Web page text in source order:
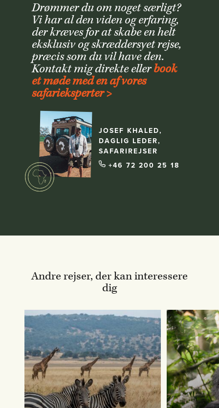
Drømmer du om noget særligt?
Vi har al den viden og erfaring,
der kræves for at skabe en helt
eksklusiv og skræddersyet rejse,
præcis som du vil have den.
Kontakt mig direkte ellerbook
et møde med en af vores
safarieksperter >
JOSEF KHALED,
DAGLIG LEDER,
SAFARIREJSER
+46 72 200 25 18
Andre rejser, der kan interessere
dig